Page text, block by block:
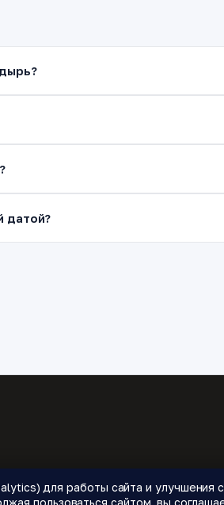
датой?
для работы сайта и улучшения
пользоваться сайтом, вы